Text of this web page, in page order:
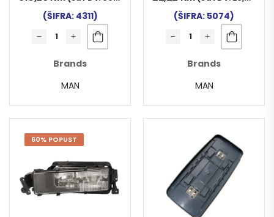
(ŠIFRA: 4311)
Brands
MAN
(ŠIFRA: 5074)
Brands
MAN
60% POPUST